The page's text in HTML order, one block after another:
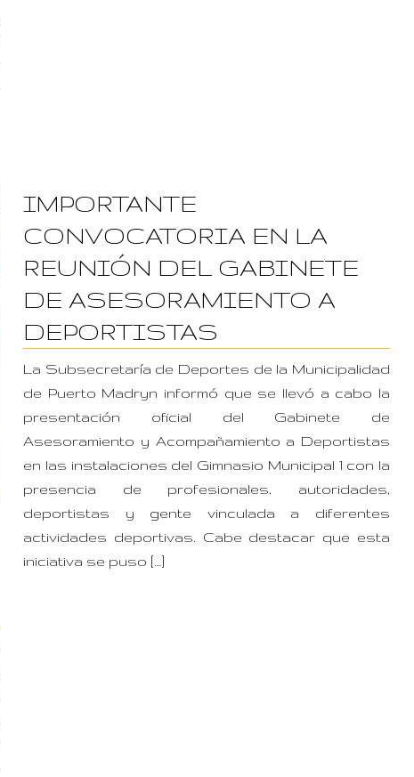
IMPORTANTE
CONVOCATORIA EN LA
REUNIÓN DEL GABINETE
DE ASESORAMIENTO A
DEPORTISTAS
La Subsecretaría de Deportes de la Municipalidad
de Puerto Madryn informó que se llevó a cabo la
presentación oficial del Gabinete de
Asesoramiento y Acompañamiento a Deportistas
en las instalaciones del Gimnasio Municipal 1 con la
presencia de profesionales, autoridades,
deportistas y gente vinculada a diferentes
actividades deportivas. Cabe destacar que esta
iniciativa se puso […]